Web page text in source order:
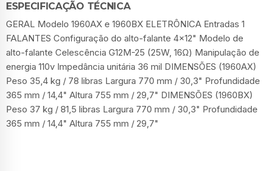
ESPECIFICAÇÃO TÉCNICA
GERAL Modelo 1960AX e 1960BX ELETRÔNICA Entradas 1
FALANTES Configuração do alto-falante 4x12" Modelo de
alto-falante Celescência G12M-25 (25W, 16Ω) Manipulação de
energia 110v Impedância unitária 36 mil DIMENSÕES (1960AX)
Peso 35,4 kg / 78 libras Largura 770 mm / 30,3" Profundidade
365 mm / 14,4" Altura 755 mm / 29,7" DIMENSÕES (1960BX)
Peso 37 kg / 81,5 libras Largura 770 mm / 30,3" Profundidade
365 mm / 14,4" Altura 755 mm / 29,7"